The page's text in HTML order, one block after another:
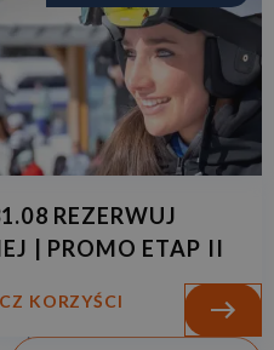
REZERWUJ
| PROMO ETAP II
KORZYŚCI
Placu Bohaterów Getta 17/14,
w Krajowym Rejestrze
prowadzonym w Sądzie
Wydział XI KRS pod numerem
000 PLN, nr NIP: 676 23 60
STRONY